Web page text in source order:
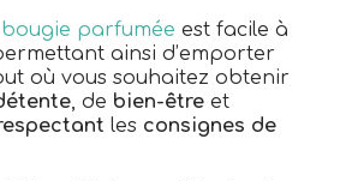
bougie parfumée est facile à
ainsi d’emporter
où vous souhaitez obtenir
, de bien-être et
les consignes de